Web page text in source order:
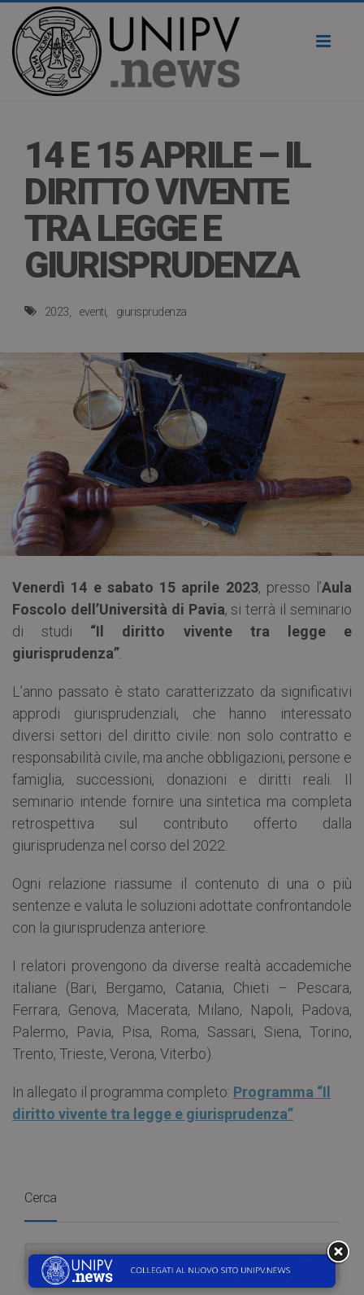
14 E 15 APRILE – IL
DIRITTO VIVENTE
TRA LEGGE E
GIURISPRUDENZA
2023 eventi giurisprudenza
Venerdì 14 e sabato 15 aprile 2023, presso l’Aula
Foscolo dell’Università di Pavia, si terrà il seminario
di studi “Il diritto vivente tra legge e
giurisprudenza”
L’anno passato è stato caratterizzato da significativi
approdi giurisprudenziali, che hanno interessato
diversi settori del diritto civile: non solo contratto e
responsabilità civile, ma anche obbligazioni, persone e
famiglia, successioni, donazioni e diritti reali. Il
seminario intende fornire una sintetica ma completa
retrospettiva sul contributo offerto dalla
giurisprudenza nel corso del 2022.
Ogni relazione riassume il contenuto di una o più
sentenze e valuta le soluzioni adottate confrontandole
con la giurisprudenza anteriore.
I relatori provengono da diverse realtà accademiche
italiane (Bari, Bergamo, Catania, Chieti – Pescara,
Ferrara, Genova, Macerata, Milano, Napoli, Padova,
Palermo, Pavia, Pisa, Roma, Sassari, Siena, Torino,
Trento, Trieste, Verona, Viterbo).
In allegato il programma completo: Programma “Il
diritto vivente tra legge e giurisprudenza”
Cerca